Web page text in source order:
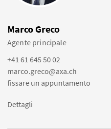
Marco Greco
Agente principale
+41 61 645 50 02
marco.greco@axa.ch
fissare un appuntamento
Dettagli